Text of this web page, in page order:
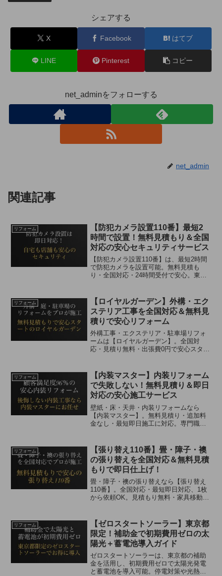
シェアする
X Facebook はてブ
LINE Pinterest コピー
net_adminをフォローする
net_admin
関連記事
リフォーム
【防犯カメラ設置110番】最短2
時間で設置！無料見積もり＆全国
対応の安心セキュリティサービス
【防犯カメラ設置110番】は、最短2時間
で防犯カメラを設置可能。無料見積も
り・全国対応・24時間受付で安心。東証
リフォーム
【ロイヤルガーデン】外構・エク
ステリア工事を全国対応＆無料見
積りで安心リフォーム
外構工事・エクステリア・駐車場リフォ
ームは【ロイヤルガーデン】。全国対
応・見積り無料・出張費0円で安心スター
リフォーム
【内装マスター】内装リフォーム
で失敗しない！無料見積り＆即日
対応の安心施工サービス
壁紙・床・天井・内装リフォームなら
【内装マスター】。無料見積り・追加料
金なし・最短即日施工に対応。専門職人
リフォーム
【張り替え110番】畳・障子・襖
の張り替えを全国対応＆無料見積
もりで即日仕上げ！
畳・障子・襖の張り替えなら【張り替え
110番】。全国対応・最短即日対応、1枚
から依頼OK。見積もり無料・家具移動無
リフォーム
【ゼロスタートソーラー】東京都
限定！補助金で初期費用ゼロの太
陽光＋蓄電池導入ガイド
ゼロスタートソーラーは、東京都の補助
金を活用し、初期費用ゼロで太陽光発電
と蓄電池を導入可能。停電対策や光熱費